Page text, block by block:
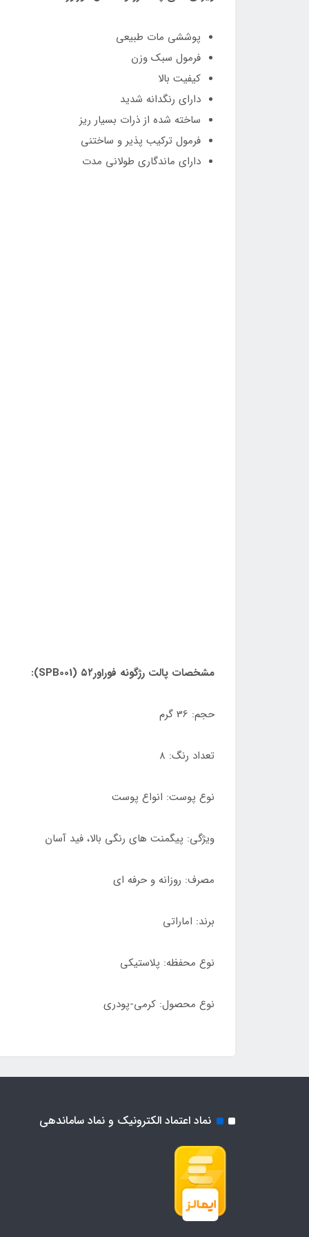
پوششی مات طبیعی
فرمول سبک وزن
کیفیت بالا
دارای رنگدانه شدید
ساخته شده از ذرات بسیار ریز
فرمول ترکیب پذیر و ساختنی
دارای ماندگاری طولانی مدت
مشخصات پالت رژگونه فوراور۵۲ (SPB001):
حجم: 36 گرم
تعداد رنگ: 8
نوع پوست: انواع پوست
ویژگی: پیگمنت های رنگی بالا، فید آسان
مصرف: روزانه و حرفه ای
برند: اماراتی
نوع محفظه: پلاستیکی
نوع محصول: کرمی-پودری
نماد اعتماد الکترونیک و نماد ساماندهی